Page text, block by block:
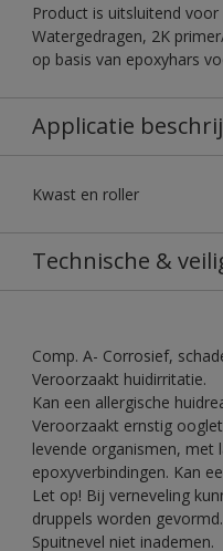
Product is uitsluitend
Watergedragen, 2K
op basis van epoxyhars
Applicatie
Kwast en roller
Technische &
Comp. A- Corrosief,
Veroorzaakt huidirritatie.
Kan een allergische
Veroorzaakt ernstig
levende organismen, met
epoxyverbindingen. Kan
Let op! Bij verneveling
druppels worden gevormd.
Spuitnevel niet inademen.